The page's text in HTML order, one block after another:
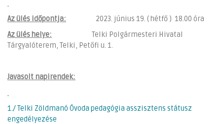
Az ülés időpontja: 2023. június 19. ( hétfő ) 18.00 óra
Az ülés helye: Telki Polgármesteri Hivatal
Tárgyalóterem, Telki, Petőfi u. 1.
Javasolt napirendek:
1./ Telki Zöldmanó Óvoda pedagógia asszisztens státusz
engedélyezése